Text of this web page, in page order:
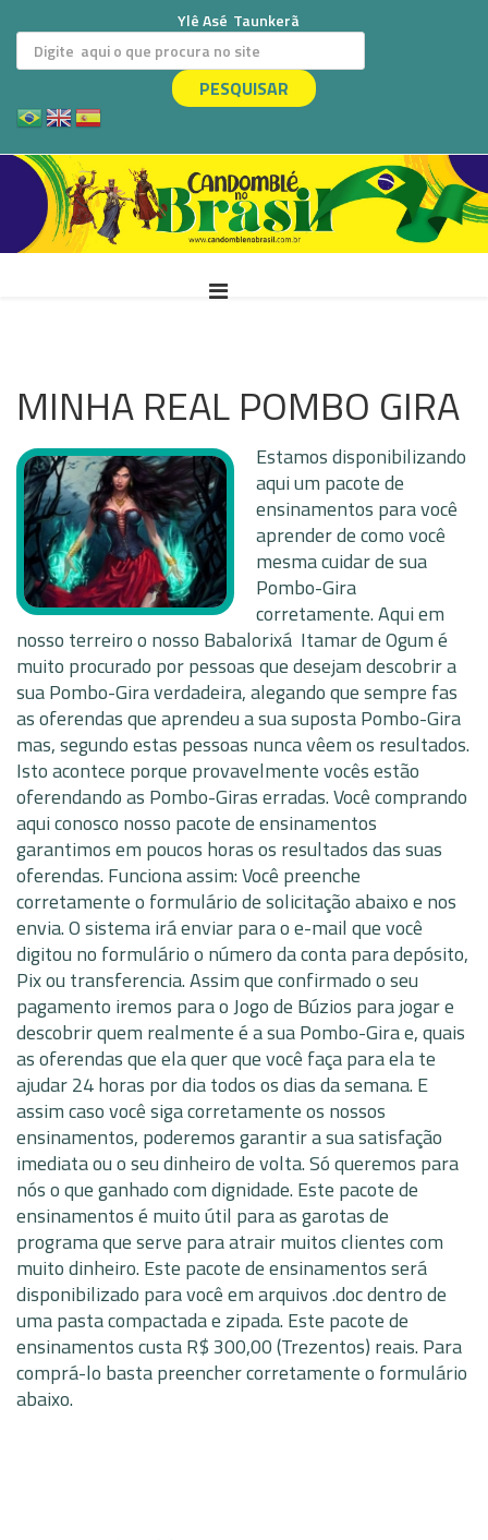
Ylê Asé Taunkerã
PESQUISAR
MINHA REAL POMBO GIRA
Estamos disponibilizando
aqui um pacote de
ensinamentos para você
aprender de como você
mesma cuidar de sua
Pombo-Gira
corretamente. Aqui em
nosso terreiro o nosso Babalorixá Itamar de Ogum é
muito procurado por pessoas que desejam descobrir a
sua Pombo-Gira verdadeira, alegando que sempre fas
as oferendas que aprendeu a sua suposta Pombo-Gira
mas, segundo estas pessoas nunca vêem os resultados.
Isto acontece porque provavelmente vocês estão
oferendando as Pombo-Giras erradas. Você comprando
aqui conosco nosso pacote de ensinamentos
garantimos em poucos horas os resultados das suas
oferendas. Funciona assim: Você preenche
corretamente o formulário de solicitação abaixo e nos
envia. O sistema irá enviar para o e-mail que você
digitou no formulário o número da conta para depósito,
Pix ou transferencia. Assim que confirmado o seu
pagamento iremos para o Jogo de Búzios para jogar e
descobrir quem realmente é a sua Pombo-Gira e, quais
as oferendas que ela quer que você faça para ela te
ajudar 24 horas por dia todos os dias da semana. E
assim caso você siga corretamente os nossos
ensinamentos, poderemos garantir a sua satisfação
imediata ou o seu dinheiro de volta. Só queremos para
nós o que ganhado com dignidade. Este pacote de
ensinamentos é muito útil para as garotas de
programa que serve para atrair muitos clientes com
muito dinheiro. Este pacote de ensinamentos será
disponibilizado para você em arquivos .doc dentro de
uma pasta compactada e zipada. Este pacote de
ensinamentos custa R$ 300,00 (Trezentos) reais. Para
comprá-lo basta preencher corretamente o formulário
abaixo.